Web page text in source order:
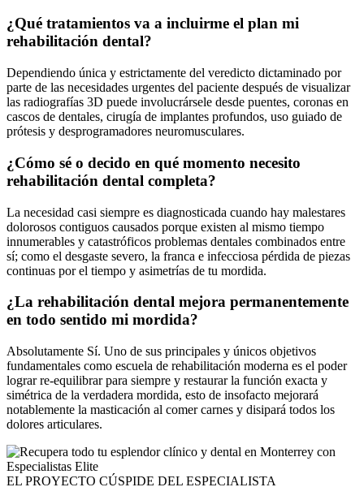
¿Qué tratamientos va a incluirme el plan mi
rehabilitación dental?
Dependiendo única y estrictamente del veredicto dictaminado por
parte de las necesidades urgentes del paciente después de visualizar
las radiografías 3D puede involucrársele desde puentes, coronas en
cascos de dentales, cirugía de implantes profundos, uso guiado de
prótesis y desprogramadores neuromusculares.
¿Cómo sé o decido en qué momento necesito
rehabilitación dental completa?
La necesidad casi siempre es diagnosticada cuando hay malestares
dolorosos contiguos causados porque existen al mismo tiempo
innumerables y catastróficos problemas dentales combinados entre
sí; como el desgaste severo, la franca e infecciosa pérdida de piezas
continuas por el tiempo y asimetrías de tu mordida.
¿La rehabilitación dental mejora permanentemente
en todo sentido mi mordida?
Absolutamente Sí. Uno de sus principales y únicos objetivos
fundamentales como escuela de rehabilitación moderna es el poder
lograr re-equilibrar para siempre y restaurar la función exacta y
simétrica de la verdadera mordida, esto de insofacto mejorará
notablemente la masticación al comer carnes y disipará todos los
dolores articulares.
EL PROYECTO CÚSPIDE DEL ESPECIALISTA